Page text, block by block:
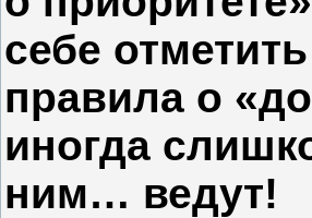
себе
правила о
иногда
ним… ведут!